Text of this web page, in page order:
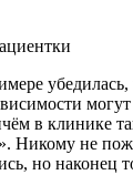
убедилась,
в клинике
Никому не
но наконец